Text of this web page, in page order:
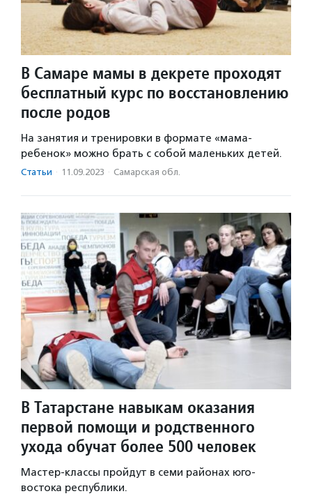
В Самаре мамы в декрете проходят
бесплатный курс по восстановлению
после родов
На занятия и тренировки в формате «мама-
ребенок» можно брать с собой маленьких детей.
Статьи · 11.09.2023 · Самарская обл.
В Татарстане навыкам оказания
первой помощи и родственного
ухода обучат более 500 человек
Мастер-классы пройдут в семи районах юго-
востока республики.